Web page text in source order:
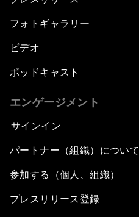
フォトギャラリー
ビデオ
ポッドキャスト
エンゲージメント
サインイン
パートナー（組織）について
参加する（個人、組織）
プレスリリース登録